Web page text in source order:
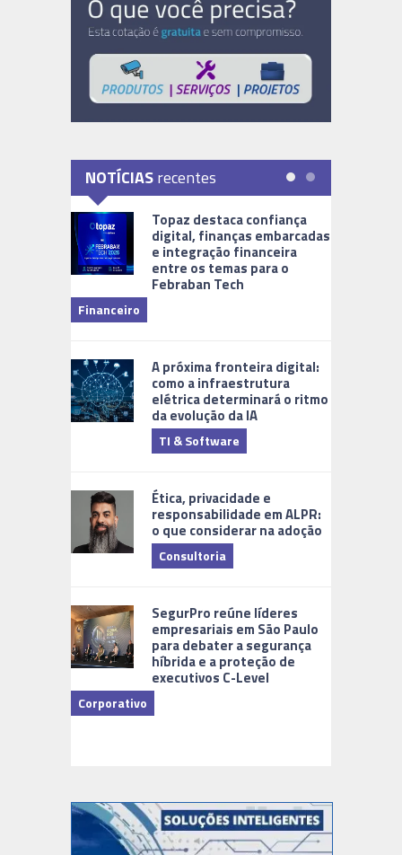
NOTÍCIASrecentes
Topaz destaca confiança
digital, finanças embarcadas
e integração financeira
entre os temas para o
Febraban Tech
Financeiro
A próxima fronteira digital:
como a infraestrutura
elétrica determinará o ritmo
da evolução da IA
TI & Software
Ética, privacidade e
responsabilidade em ALPR:
o que considerar na adoção
Consultoria
SegurPro reúne líderes
empresariais em São Paulo
para debater a segurança
híbrida e a proteção de
executivos C-Level
Corporativo